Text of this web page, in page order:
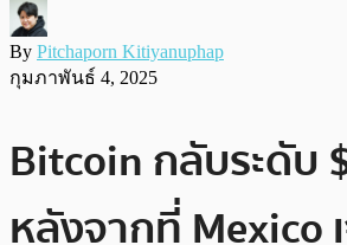
By Pitchaporn Kitiyanuphap
กุมภาพันธ์ 4, 2025
Bitcoin กลับระดับ
หลังจากที่ Mexico